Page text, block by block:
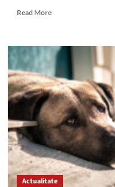
zi
Read MoreRead
INCENDIU
pe
Rozelor
din
Mangalia:
Pompierii
au
intervenit
la
fața
locului
Actualitate